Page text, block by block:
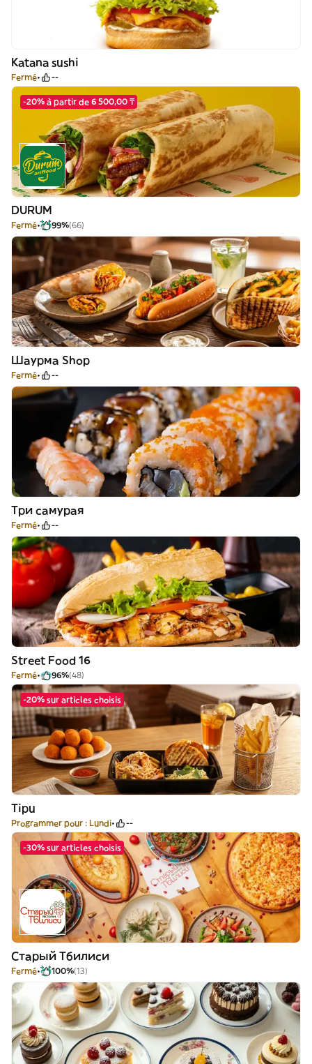
Katana sushi
Fermé --
-20% à partir de 6 500,00 ₸
DURUM
Fermé 99%(66)
Шаурма Shop
Fermé --
Три самурая
Fermé --
Street Food 16
Fermé 96%(48)
-20% sur articles choisis
Tipu
Programmer pour : Lundi --
-30% sur articles choisis
Старый Тбилиси
Fermé 100%(13)